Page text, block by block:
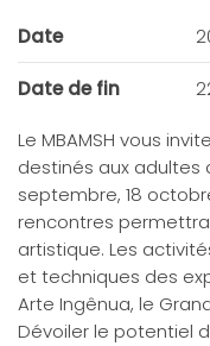
Date
Date de fin
Le MBAMSH vous
destinés aux adultes
septembre, 18
rencontres
artistique. Les
et techniques des
Arte Ingênua, le
Dévoiler le potentiel